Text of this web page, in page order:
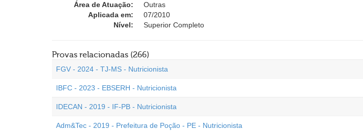
Área de Atuação:
Outras
Aplicada em:
07/2010
Nível:
Superior Completo
Provas relacionadas (266)
FGV - 2024 - TJ-MS - Nutricionista
IBFC - 2023 - EBSERH - Nutricionista
IDECAN - 2019 - IF-PB - Nutricionista
Adm&Tec - 2019 - Prefeitura de Poção - PE - Nutricionista